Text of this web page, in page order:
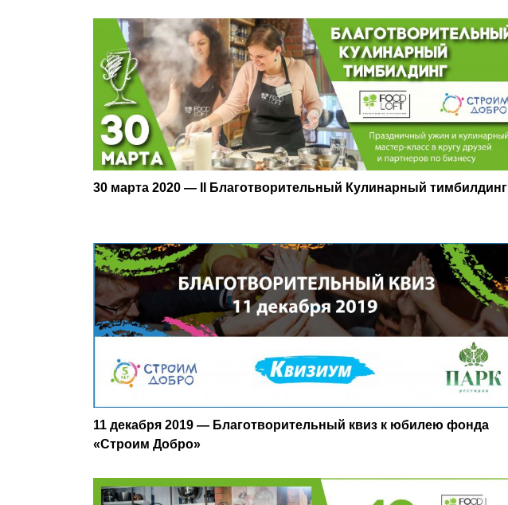
30 марта 2020 — II Благотворительный Кулинарный тимбилдинг
11 декабря 2019 — Благотворительный квиз к юбилею фонда
«Строим Добро»